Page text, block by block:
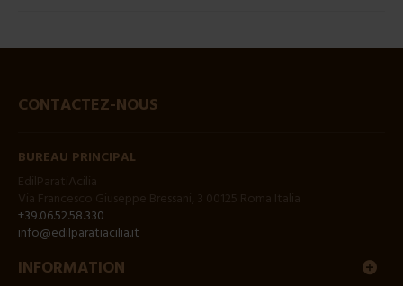
CONTACTEZ-NOUS
BUREAU PRINCIPAL
+39.06.52.58.330
info@edilparatiacilia.it
INFORMATION